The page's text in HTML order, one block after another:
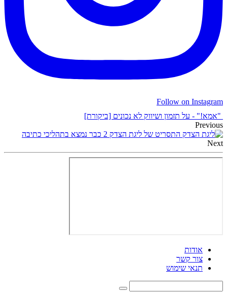
Follow on Instagram
"אמא!" - על תזמון ושיווק לא נכונים [ביקורת]
Previous
התסריט של ליגת הצדק 2 כבר נמצא בתהליכי כתיבה
Next
אודות
צור קשר
תנאי שימוש